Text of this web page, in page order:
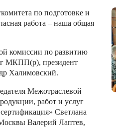
по подготовке и
работа – наша общая
комиссии по развитию
МКПП(р), президент
Халимовский.
Межотраслевой
работ и услуг
Светлана
Валерий Лаптев,